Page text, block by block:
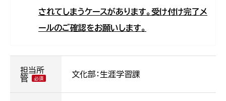
されてしまうケースがあります。受け付け完了メ
ールのご確認をお願いします。
担当所
管
文化部：生涯学習課